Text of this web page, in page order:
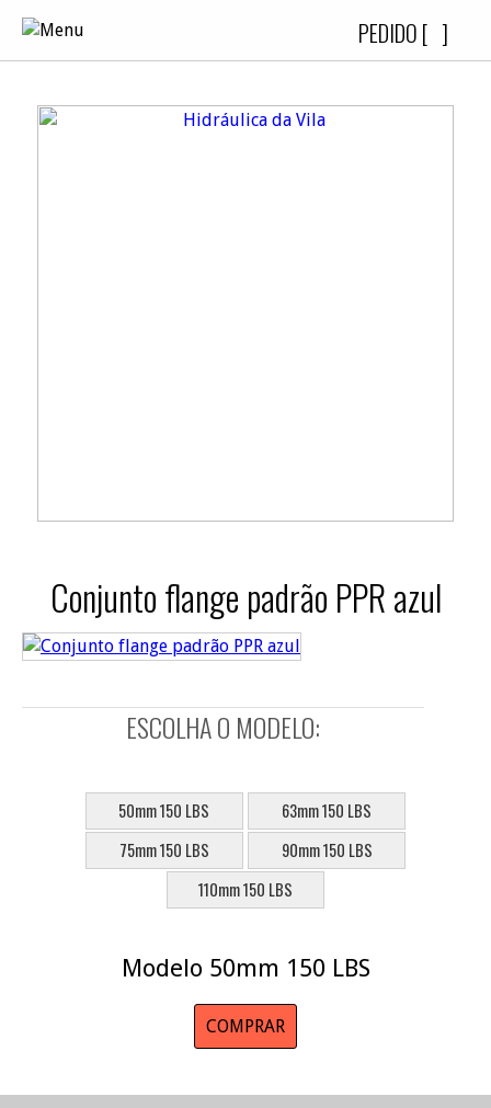
PEDIDO [ ]
Conjunto flange padrão PPR azul
ESCOLHA O MODELO:
50mm 150 LBS
63mm 150 LBS
75mm 150 LBS
90mm 150 LBS
110mm 150 LBS
Modelo 50mm 150 LBS
COMPRAR